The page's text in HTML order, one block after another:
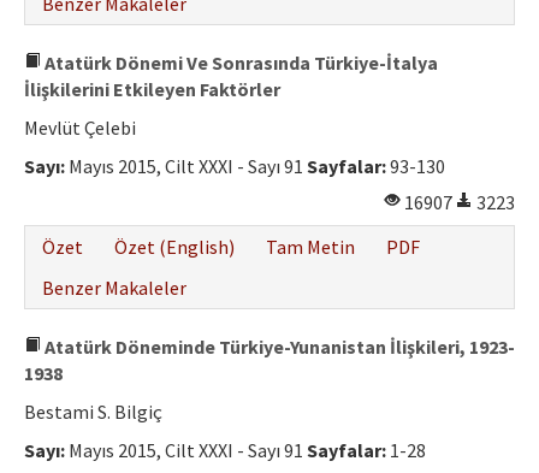
Atatürk Dönemi Ve Sonrasında Türkiye-İtalya
İlişkilerini Etkileyen Faktörler
Mevlüt Çelebi
Sayı: Mayıs 2015, Cilt XXXI - Sayı 91 Sayfalar:93-130
16907
3223
Özet
Özet (English) Tam Metin
PDF
Benzer Makaleler
Atatürk Döneminde Türkiye-Yunanistan İlişkileri, 1923-
1938
Bestami S. Bilgiç
Sayı: Mayıs 2015, Cilt XXXI - Sayı 91 Sayfalar: 1-28